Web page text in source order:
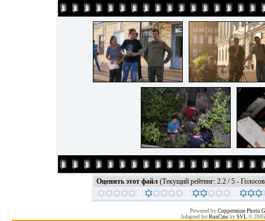
Оценить этот файл (Текущий рейтинг: 2.2 / 5 -
Powered by Coppermine Photo
Adapted for RunCmsby SVL ©